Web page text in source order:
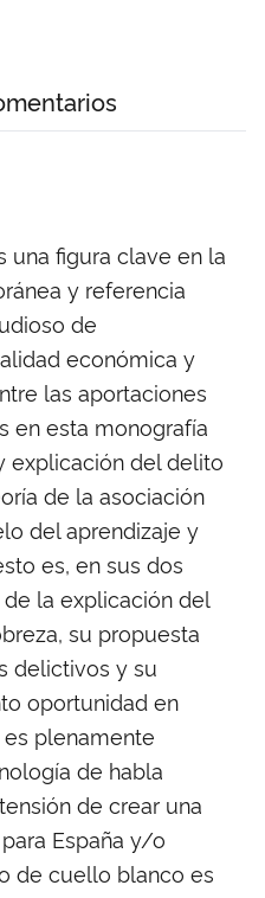
una figura clave en la
y referencia
de
económica y
las aportaciones
en esta monografía
explicación del delito
de la asociación
del aprendizaje y
es, en sus dos
la explicación del
su propuesta
delictivos y su
oportunidad en
plenamente
de habla
de crear una
España y/o
de cuello blanco es